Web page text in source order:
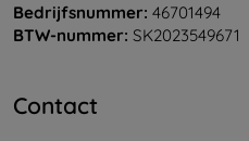
Bedrijfsnummer: 46701494
BTW-nummer: SK2023549671
Contact